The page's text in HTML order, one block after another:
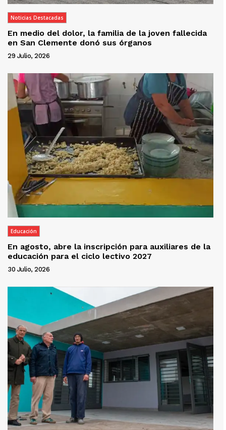
Noticias Destacadas
En medio del dolor, la familia de la joven fallecida
en San Clemente donó sus órganos
29 Julio, 2026
Educación
En agosto, abre la inscripción para auxiliares de la
educación para el ciclo lectivo 2027
30 Julio, 2026